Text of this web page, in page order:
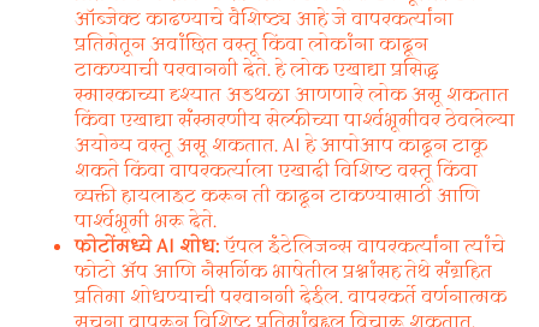
ऑब्जेक्ट काढण्याचे वैशिष्ट्य आहे जे वापरकर्त्यांना
प्रतिमेतून अवांछित वस्तू किंवा लोकांना काढून
टाकण्याची परवानगी देते. हे लोक एखाद्या प्रसिद्ध
स्मारकाच्या दृश्यात अडथळा आणणारे लोक असू शकतात
किंवा एखाद्या संस्मरणीय सेल्फीच्या पार्श्वभूमीवर ठेवलेल्या
अयोग्य वस्तू असू शकतात. AI हे आपोआप काढून टाकू
शकते किंवा वापरकर्त्याला एखादी विशिष्ट वस्तू किंवा
व्यक्ती हायलाइट करून ती काढून टाकण्यासाठी आणि
पार्श्वभूमी भरू देते.
फोटोंमध्ये AI शोध:ऍपल इंटेलिजन्स वापरकर्त्यांना त्यांचे
फोटो ॲप आणि नैसर्गिक भाषेतील प्रश्नांसह तेथे संग्रहित
प्रतिमा शोधण्याची परवानगी देईल. वापरकर्ते वर्णनात्मक